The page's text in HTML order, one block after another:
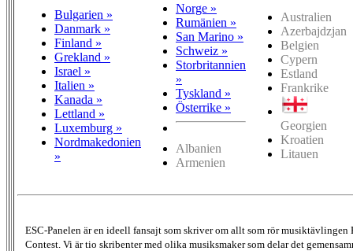
Bulgarien »
Danmark »
Finland »
Grekland »
Israel »
Italien »
Kanada »
Lettland »
Luxemburg »
Nordmakedonien
»
Norge »
Rumänien »
San Marino »
Schweiz »
Storbritannien
»
Tyskland »
Österrike »
Albanien
Armenien
Australien
Azerbajdzjan
Belgien
Cypern
Estland
Frankrike
Georgien
Kroatien
Litauen
ESC-Panelen är en ideell fansajt som skriver om allt som rör musiktävlingen
Contest. Vi är tio skribenter med olika musiksmaker som delar det